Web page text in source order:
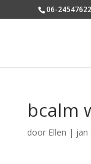
06-24547622
bcalm
door Ellen | jan